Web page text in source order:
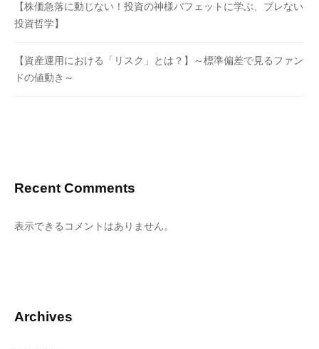
【株価急落に動じない！投資の神様バフェットに学ぶ、ブレない
投資哲学】
【資産運用における「リスク」とは？】～標準偏差で見るファン
ドの値動き～
Recent Comments
表示できるコメントはありません。
Archives